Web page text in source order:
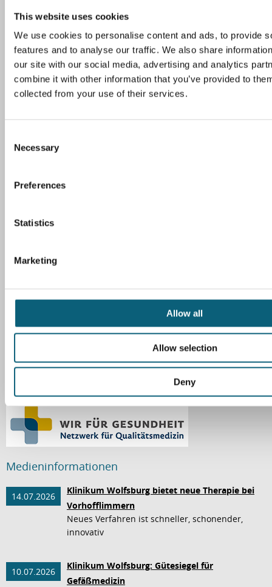
This website uses cookies
We use cookies to personalise content and ads, to provide
features and to analyse our traffic. We also share
our site with our social media, advertising and analytics
combine it with other information that you’ve provided to
collected from your use of their services.
Necessary
Preferences
Statistics
Marketing
Allow all
Allow selection
Deny
Tel. 05361 80-0
Fax 05361 80-1221
E-Mail
Wegweiser
Ihre Meinung ist uns wichtig
Barrierefreiheit
Datenschutzerklärung
Medieninformationen
14.07.2026
Klinikum Wolfsburg bietet neue Therapie bei
Vorhofflimmern
Neues Verfahren ist schneller, schonender,
innovativ
10.07.2026
Klinikum Wolfsburg: Gütesiegel für
Gefäßmedizin